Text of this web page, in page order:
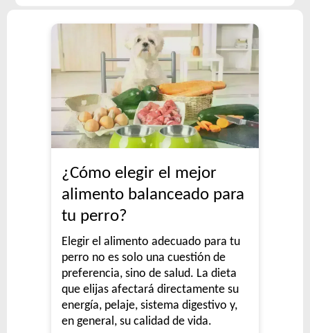
¿Cómo elegir el mejor
alimento balanceado para
tu perro?
Elegir el alimento adecuado para tu
perro no es solo una cuestión de
preferencia, sino de salud. La dieta
que elijas afectará directamente su
energía, pelaje, sistema digestivo y,
en general, su calidad de vida.